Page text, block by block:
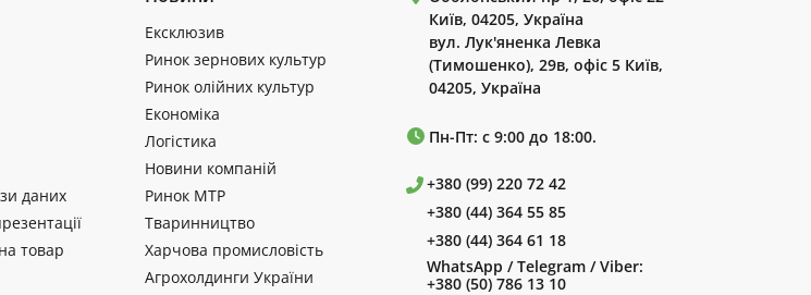
даних
товар
Ексклюзив
Ринок зернових культур
Ринок олійних культур
Економіка
Логістика
Новини компаній
Ринок МТР
Тваринництво
Харчова промисловість
Агрохолдинги України
Київ, 04205, Україна
вул. Лук'яненка Левка
(Тимошенко), 29в, офіс 5 Київ,
04205, Україна
Пн-Пт: с 9:00 до 18:00.
+380 (99) 220 72 42
+380 (44) 364 55 85
+380 (44) 364 61 18
WhatsApp / Telegram / Viber:
+380 (50) 786 13 10